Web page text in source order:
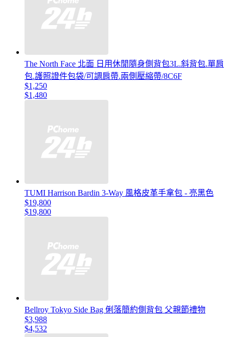
The North Face 北面 日用休閒隨身側背包3L.斜背包.單肩
包.護照證件包袋/可調肩帶.兩側壓縮帶/8C6F
$1,250
$1,480
TUMI Harrison Bardin 3-Way 風格皮革手拿包 - 亮黑色
$19,800
$19,800
Bellroy Tokyo Side Bag 俐落簡約側背包 父親節禮物
$3,988
$4,532